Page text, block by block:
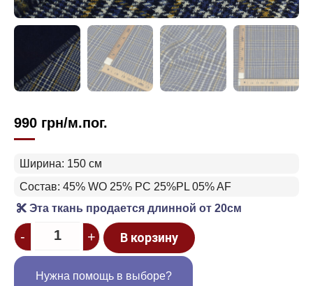
990 грн/м.пог.
Ширина: 150 см
Состав: 45% WO 25% PC 25%PL 05% AF
Эта ткань продается длинной от 20см
Quantity
- + В корзину
Нужна помощь в выборе?